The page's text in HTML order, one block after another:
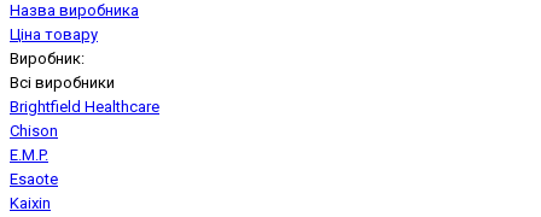
Назва виробника
Ціна товару
Виробник:
Всі виробники
Brightfield Healthcare
Chison
E.M.P.
Esaote
Kaixin